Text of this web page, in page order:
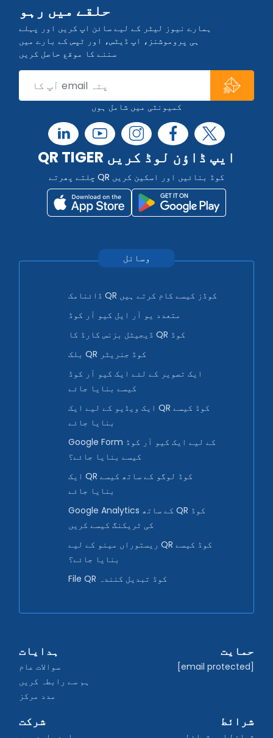
حلقے میں رہو
ہمارے نیوز لیٹر کے لیے سائن اپ کریں اور پہلے
ہی پروموشنز، اپ ڈیٹس، اور ٹپس کے بارے میں
سننے کا موقع حاصل کریں
کمیونٹی میں شامل ہوں
QR TIGER ایپ ڈاؤن لوڈ کریں
چلتے پھرتے QR کوڈ بنائیں اور اسکین کریں
وسائل
ڈائنامک QR کوڈز کیسے کام کرتے ہیں
متعدد یو آر ایل کیو آر کوڈ
ڈیجیٹل بزنس کارڈ کا QR کوڈ
بلک QR کوڈ جنریٹر
ایک تصویر کے لئے ایک کیو آر کوڈ
کیسے بنایا جائے
ایک ویڈیو کے لیے ایک QR کوڈ کیسے
بنایا جائے
Google Form کے لیے ایک کیو آر کوڈ
کیسے بنایا جائے؟
ایک QR کوڈ لوگو کے ساتھ کیسے
بنایا جائے
Google Analytics کے ساتھ QR کوڈ
کی ٹریکنگ کیسے کریں
ریستوراں مینو کے لیے QR کوڈ کیسے
بنایا جائے؟
File QR کوڈ تبدیل کنندہ
ہدایات
سوالات عام
ہم سے رابطہ کریں
مدد مرکز
حمایت
[email protected]
شرکت شرائط